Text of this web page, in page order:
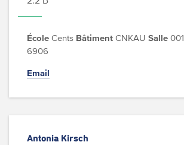
École Cents Bâtiment CNKAU Salle 001
6906
Email
Antonia Kirsch